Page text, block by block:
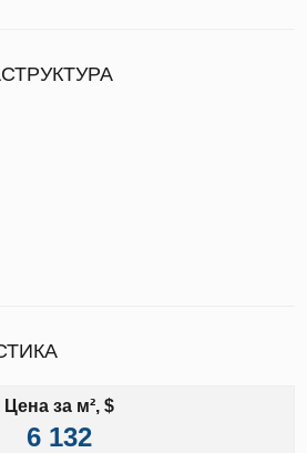
Цена за м², $
6 132